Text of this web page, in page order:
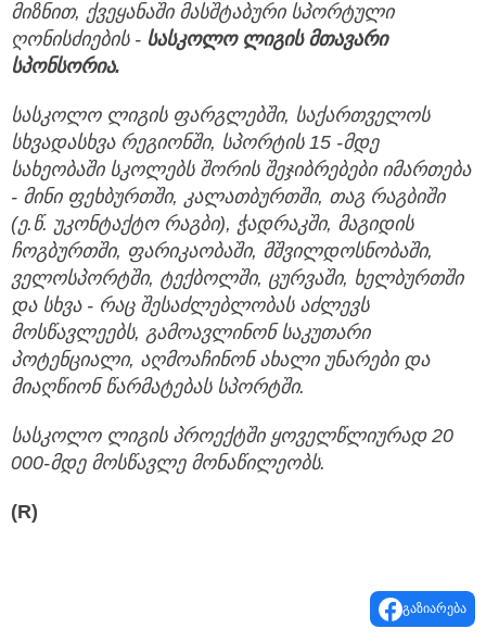
მიზნით, ქვეყანაში მასშტაბური სპორტული
ღონისძიების- სასკოლო ლიგის მთავარი
სპონსორია.
სასკოლო ლიგის ფარგლებში, საქართველოს
სხვადასხვა რეგიონში, სპორტის15 -მდე
სახეობაში სკოლებს შორის შეჯიბრებები იმართება
- მინი ფეხბურთში, კალათბურთში, თაგ რაგბიში
(ე. წ. უკონტაქტო რაგბი), ჭადრაკში, მაგიდის
ჩოგბურთში, ფარიკაობაში, მშვილდოსნობაში,
ველოსპორტში, ტექბოლში, ცურვაში, ხელბურთში
და სხვა- რაც შესაძლებლობას აძლევს
მოსწავლეებს, გამოავლინონ საკუთარი
პოტენციალი, აღმოაჩინონ ახალი უნარები და
მიაღწიონ წარმატებას სპორტში.
სასკოლო ლიგის პროექტში ყოველწლიურად20
000-მდე მოსწავლე მონაწილეობს.
(R)
გაზიარება